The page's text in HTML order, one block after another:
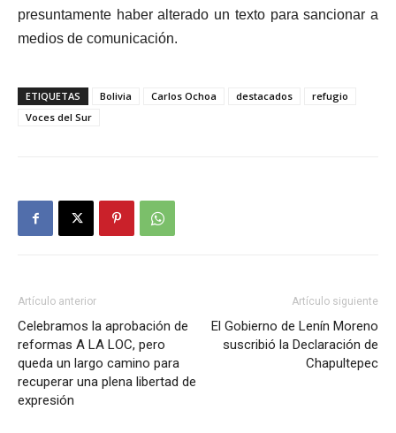
presuntamente haber alterado un texto para sancionar a
medios de comunicación.
ETIQUETAS Bolivia Carlos Ochoa destacados
refugio
Voces del Sur
Artículo anterior
Celebramos la aprobación de
reformas A LA LOC, pero
queda un largo camino para
recuperar una plena libertad de
expresión
Artículo siguiente
El Gobierno de Lenín Moreno
suscribió la Declaración de
Chapultepec